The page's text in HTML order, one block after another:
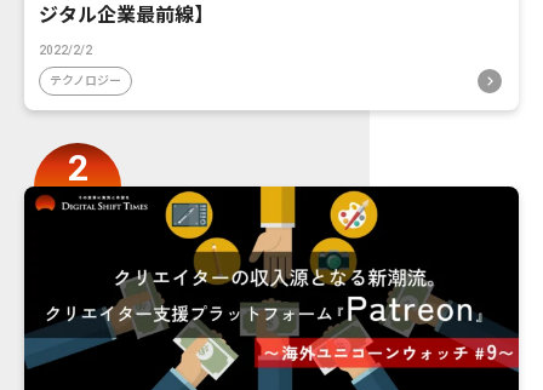
ジタル企業最前線】
2022/2/2
テクノロジー